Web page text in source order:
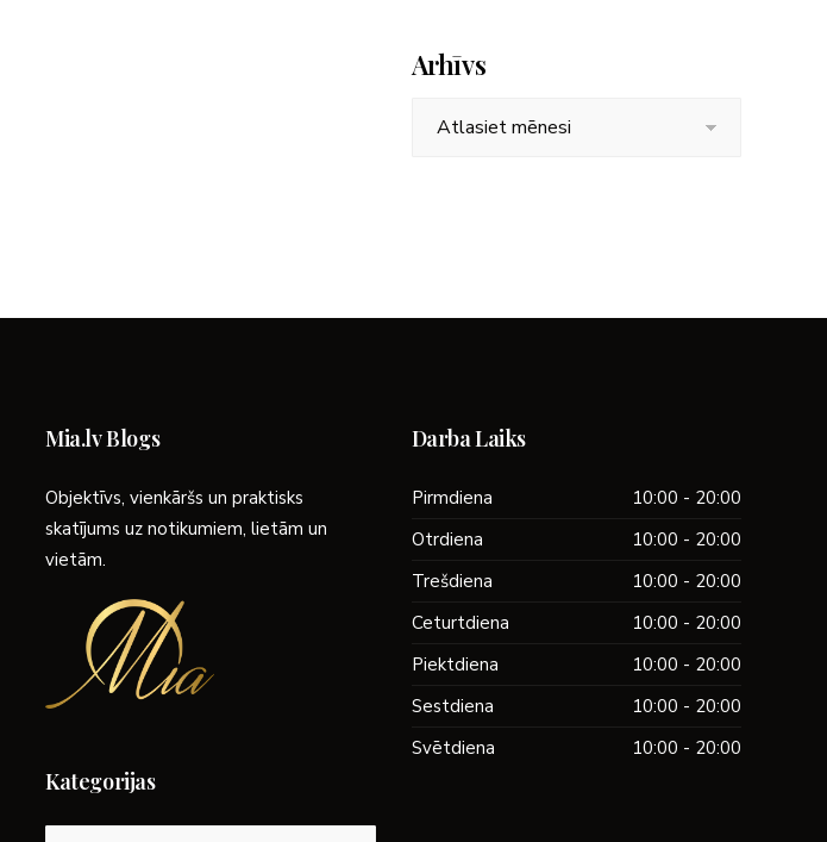
Arhīvs
Mia.lv Blogs
Objektīvs, vienkāršs un praktisks
skatījums uz notikumiem, lietām un
vietām.
Kategorijas
Darba Laiks
Pirmdiena
10:00 - 20:00
Otrdiena
10:00 - 20:00
Trešdiena
10:00 - 20:00
Ceturtdiena
10:00 - 20:00
Piektdiena
10:00 - 20:00
Sestdiena
10:00 - 20:00
Svētdiena
10:00 - 20:00